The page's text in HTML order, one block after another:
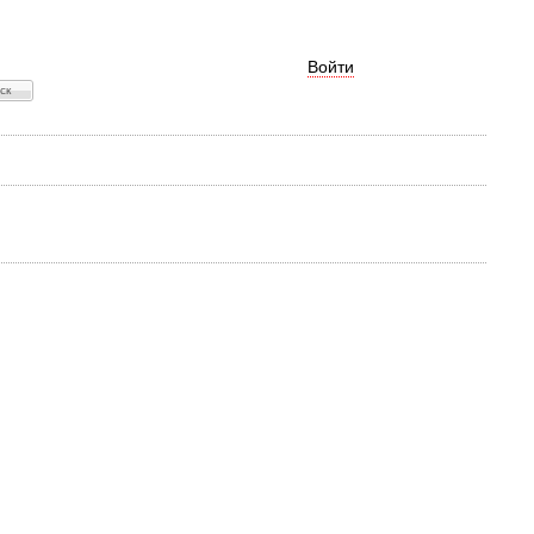
Войти